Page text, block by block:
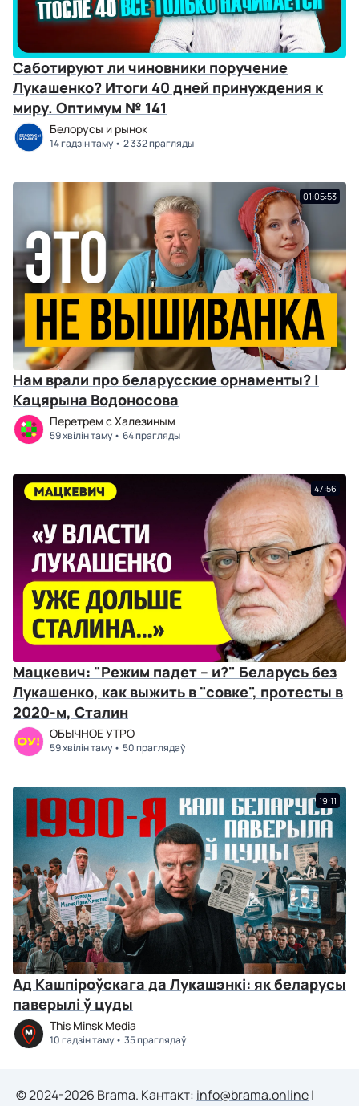
Саботируют ли чиновники поручение
Лукашенко? Итоги 40 дней принуждения к
миру. Оптимум № 141
Белорусы и рынок
14 гадзін таму 2 332 прагляды
01:05:53
Нам врали про беларусские орнаменты? |
Кацярына Водоносова
Перетрем с Халезиным
59 хвілін таму 64 прагляды
47:56
Мацкевич: "Режим падет – и?" Беларусь без
Лукашенко, как выжить в "совке", протесты в
2020-м, Сталин
ОБЫЧНОЕ УТРО
59 хвілін таму 50 праглядаў
19:11
Ад Кашпіроўскага да Лукашэнкі: як беларусы
паверылі ў цуды
This Minsk Media
10 гадзін таму 35 праглядаў
© 2024-2026 Brama. Кантакт: info@brama.online|